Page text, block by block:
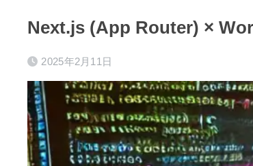
Next.js (App Router) ×
2025年2月11日